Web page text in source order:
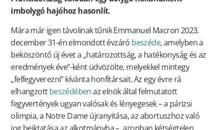
imbolygó hajóhoz hasonlít.
Mára már igen távolinak tűnik Emmanuel Macron 2023.
december 31-én elmondott évzáró beszéde, amelyben a
beköszöntő új évet a „határozottság, a hatékonyság és az
eredmények éve”-ként üdvözölte, melyekkel mintegy
„felfegyverezni” kívánta honfitársait. Az egy évre rá
elhangzottbeszédébenaz elnök által felmutatott
fegyvertények ugyan valósak és lényegesek – a párizsi
olimpia, a Notre Dame újranyitása, az abortuszhoz való